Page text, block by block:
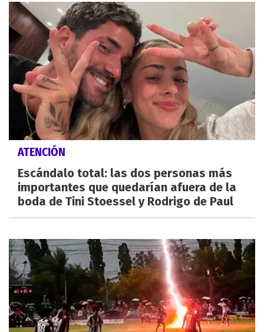
ATENCIÓN
Escándalo total: las dos personas más
importantes que quedarían afuera de la
boda de Tini Stoessel y Rodrigo de Paul